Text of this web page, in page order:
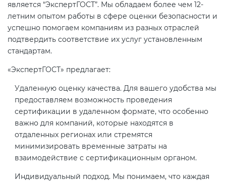
является “ЭкспертГОСТ”. Мы обладаем более чем 12-
летним опытом работы в сфере оценки безопасности и
успешно помогаем компаниям из разных отраслей
подтвердить соответствие их услуг установленным
стандартам.
«ЭкспертГОСТ» предлагает:
Удаленную оценку качества. Для вашего удобства мы
предоставляем возможность проведения
сертификации в удаленном формате, что особенно
важно для компаний, которые находятся в
отдаленных регионах или стремятся
минимизировать временные затраты на
взаимодействие с сертификационным органом.
Индивидуальный подход. Мы понимаем, что каждая